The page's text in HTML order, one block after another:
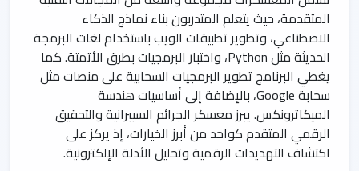
المتقدمة، حيث يتعلم المتدربون بناء نماذج الذكاء
الاصطناعي، وتطوير تطبيقات الويب باستخدام لغات البرمجة
الحديثة مثل Python، واختبار البرمجيات بطرق الأتمتة. كما
يغطي البرنامج تطوير البرمجيات السحابية على منصات مثل
سحابة Google، بالإضافة إلى أساسيات هندسة
الميكاترونكس. يبرز معسكر الجرائم السيبرانية والتحقيق
الرقمي المتقدم كواحد من أبرز الخيارات، إذ يركز على
اكتشاف التهديدات الرقمية وتحليل الأدلة الإلكترونية.